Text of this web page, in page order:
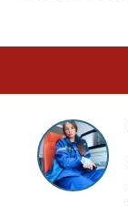
Выведение
из
запоя.
Капельница,